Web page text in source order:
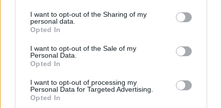
I want to opt-out of the Sharing of my
personal data.
Opted In
I want to opt-out of the Sale of my
Personal Data.
Opted In
I want to opt-out of processing my
Personal Data for Targeted Advertising.
Opted In
Παναθηναϊκός ΟΠΑΠ
COMMENTS